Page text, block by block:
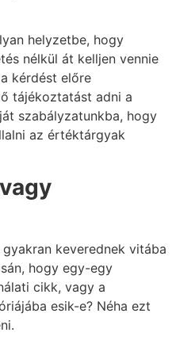
helyzetbe, hogy
nélkül át kelljen vennie
kérdést előre
tájékoztatást adni a
szabályzatunkba, hogy
az értéktárgyak
keverednek vitába
hogy egy-egy
cikk, vagy a
esik-e? Néha ezt